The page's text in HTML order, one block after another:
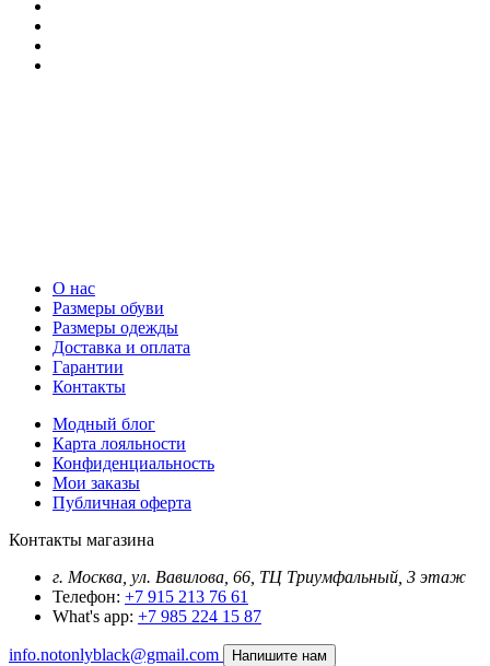
О нас
Размеры обуви
Размеры одежды
Доставка и оплата
Гарантии
Контакты
Модный блог
Карта лояльности
Конфиденциальность
Мои заказы
Публичная оферта
Контакты магазина
г. Москва, ул. Вавилова, 66, ТЦ Триумфальный, 3 этаж
Телефон: +7 915 213 76 61
What's app: +7 985 224 15 87
info.notonlyblack@gmail.com Напишите нам